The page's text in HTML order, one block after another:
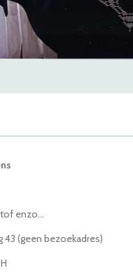
enzo...
43 (geen bezoekadres)